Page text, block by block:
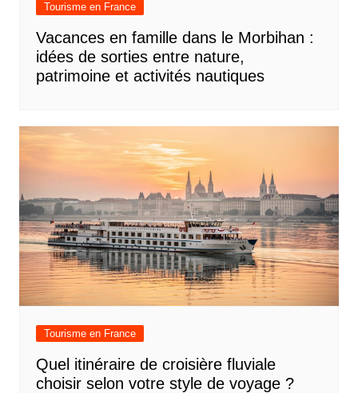
Tourisme en France
Vacances en famille dans le Morbihan :
idées de sorties entre nature,
patrimoine et activités nautiques
Tourisme en France
Quel itinéraire de croisière fluviale
choisir selon votre style de voyage ?